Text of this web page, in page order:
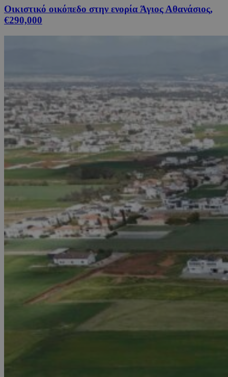
Οικιστικό οικόπεδο στην ενορία Άγιος Αθανάσιος,
€290,000